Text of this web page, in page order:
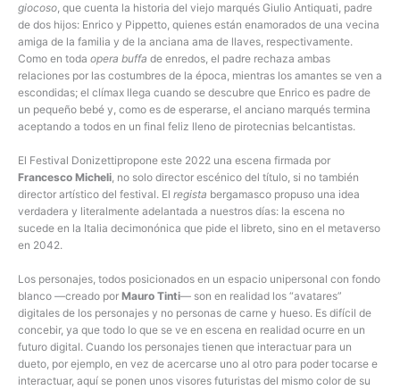
giocoso, que cuenta la historia del viejo marqués Giulio Antiquati, padre
de dos hijos: Enrico y Pippetto, quienes están enamorados de una vecina
amiga de la familia y de la anciana ama de llaves, respectivamente.
Como en toda opera buffa de enredos, el padre rechaza ambas
relaciones por las costumbres de la época, mientras los amantes se ven a
escondidas; el clímax llega cuando se descubre que Enrico es padre de
un pequeño bebé y, como es de esperarse, el anciano marqués termina
aceptando a todos en un final feliz lleno de pirotecnias belcantistas.
El Festival Donizettipropone este 2022 una escena firmada por
Francesco Micheli, no solo director escénico del título, si no también
director artístico del festival. El regista bergamasco propuso una idea
verdadera y literalmente adelantada a nuestros días: la escena no
sucede en la Italia decimonónica que pide el libreto, sino en el metaverso
en 2042.
Los personajes, todos posicionados en un espacio unipersonal con fondo
blanco —creado por Mauro Tinti— son en realidad los “avatares”
digitales de los personajes y no personas de carne y hueso. Es difícil de
concebir, ya que todo lo que se ve en escena en realidad ocurre en un
futuro digital. Cuando los personajes tienen que interactuar para un
dueto, por ejemplo, en vez de acercarse uno al otro para poder tocarse e
interactuar, aquí se ponen unos visores futuristas del mismo color de su